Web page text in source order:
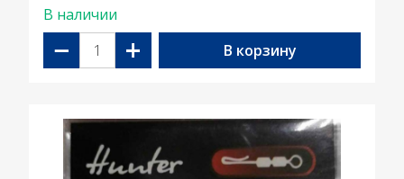
В наличии
− + В корзину